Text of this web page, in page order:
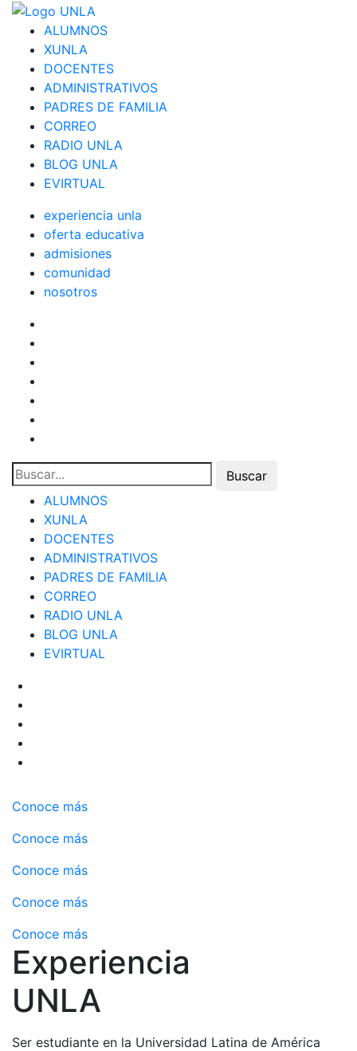
ALUMNOS
XUNLA
DOCENTES
ADMINISTRATIVOS
PADRES DE FAMILIA
CORREO
RADIO UNLA
BLOG UNLA
EVIRTUAL
experiencia unla
oferta educativa
admisiones
comunidad
nosotros
ALUMNOS
XUNLA
DOCENTES
ADMINISTRATIVOS
PADRES DE FAMILIA
CORREO
RADIO UNLA
BLOG UNLA
EVIRTUAL
Conoce más
Conoce más
Conoce más
Conoce más
Conoce más
Experiencia
UNLA
Ser estudiante en la Universidad Latina de América